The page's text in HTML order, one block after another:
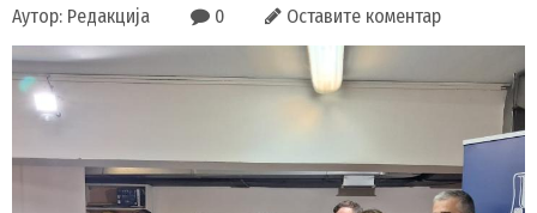
Аутор: Редакција 0 Оставите коментар